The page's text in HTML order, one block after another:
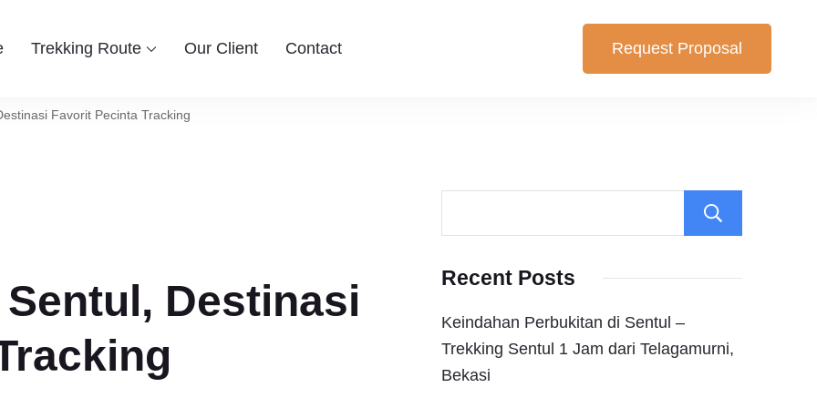
berwisata ke Bogor Sentul, Hiking dan Trekking Sentul pilihan yang cocok untuk anda. Berikut Pilihan Harga Paket ,
Trekking Route Our Client Contact Request Proposal
Favorit Pecinta Tracking
Destinasi
Recent Posts
Keindahan Perbukitan di Sentul –
Trekking Sentul 1 Jam dari Telagamurni,
Bekasi